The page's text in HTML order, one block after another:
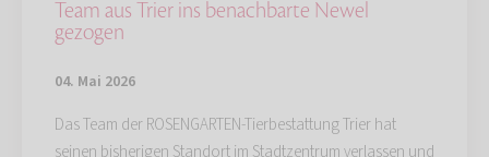
Team aus Trier ins benachbarte Newel
gezogen
04. Mai 2026
Das Team der ROSENGARTEN-Tierbestattung Trier hat
seinen bisherigen Standort im Stadtzentrum verlassen und